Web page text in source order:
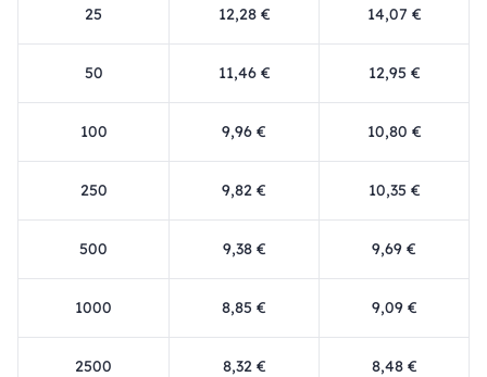
25 12,28 € 14,07 €
50 11,46 € 12,95 €
100 9,96 € 10,80 €
250 9,82 € 10,35 €
500 9,38 € 9,69 €
1000 8,85 € 9,09 €
2500 8,32 € 8,48 €